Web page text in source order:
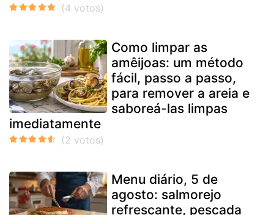
Como limpar as
amêijoas: um método
fácil, passo a passo,
para remover a areia e
saboreá-las limpas
imediatamente
Menu diário, 5 de
agosto: salmorejo
refrescante, pescada